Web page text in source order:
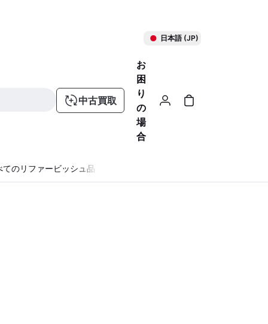
日本語 (JP)
中古買取
お
困
り
の
場
合
てのリファービッシュ品